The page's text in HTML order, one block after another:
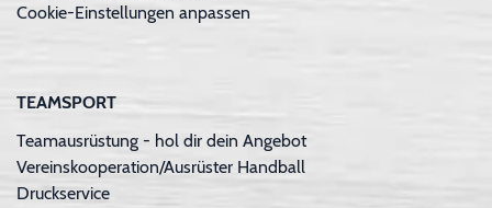
Cookie-Einstellungen anpassen
TEAMSPORT
Teamausrüstung - hol dir dein Angebot
Vereinskooperation/Ausrüster Handball
Druckservice